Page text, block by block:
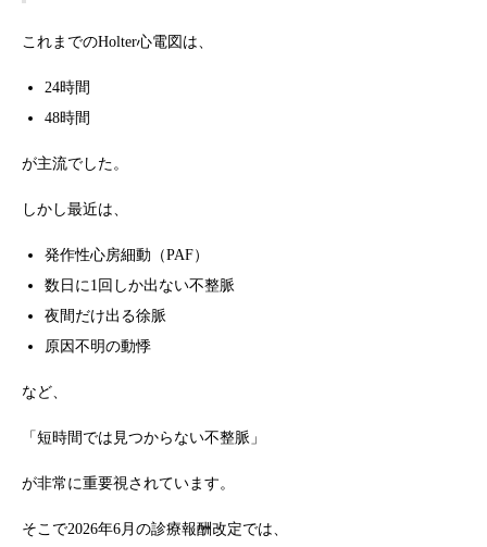
これまでのHolter心電図は、
24時間
48時間
が主流でした。
しかし最近は、
発作性心房細動（PAF）
数日に1回しか出ない不整脈
夜間だけ出る徐脈
原因不明の動悸
など、
「短時間では見つからない不整脈」
が非常に重要視されています。
そこで2026年6月の診療報酬改定では、